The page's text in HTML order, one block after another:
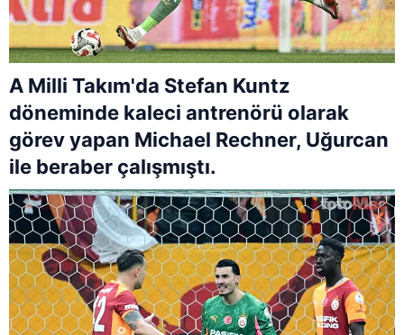
A Milli Takım'da Stefan Kuntz
döneminde kaleci antrenörü olarak
görev yapan Michael Rechner, Uğurcan
ile beraber çalışmıştı.